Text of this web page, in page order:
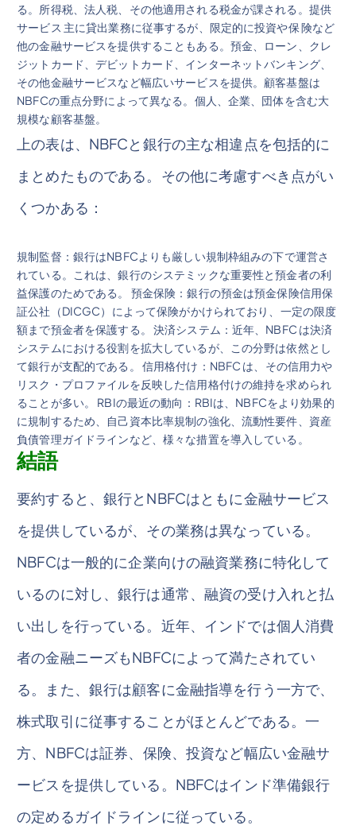
る。所得税、法人税、その他適用される税金が課される。提供
サービス 主に貸出業務に従事するが、限定的に投資や保 険など
他の金融サービスを提供することもある。預金、ローン、クレ
ジットカード、デビットカード、インターネットバンキング、
その他金融サービスなど幅広いサービスを提供。顧客基盤は
NBFCの重点分野によって異なる。個人、企業、団体を含む大
規模な顧客基盤。
上の表は、NBFCと銀行の主な相違点を包括的に
まとめたものである。その他に考慮すべき点がい
くつかある：
規制監督：銀行はNBFCよりも厳しい規制枠組みの下で運営さ
れている。これは、銀行のシステミックな重要性と預金者の利
益保護のためである。 預金保険：銀行の預金は預金保険信用保
証公社（DICGC）によって保険がかけられており、一定の限度
額まで預金者を保護する。 決済システム：近年、NBFC は決済
システムにおける役割を拡大しているが、この分野は依然とし
て銀行が支配的である。 信用格付け：NBFC は、その信用力や
リスク・プロファイルを反映した信用格付けの維持を求められ
ることが多い。 RBIの最近の動向：RBIは、NBFCをより効果的
に規制するため、自己資本比率規制の強化、流動性要件、資産
負債管理ガイドラインなど、様々な措置を導入している。
結語
要約すると、銀行とNBFCはともに金融サービス
を提供しているが、その業務は異なっている。
NBFCは一般的に企業向けの融資業務に特化して
いるのに対し、銀行は通常、融資の受け入れと払
い出しを行っている。近年、インドでは個人消費
者の金融ニーズもNBFCによって満たされてい
る。また、銀行は顧客に金融指導を行う一方で、
株式取引に従事することがほとんどである。一
方、NBFCは証券、保険、投資など幅広い金融サ
ービスを提供している。NBFCはインド準備銀行
の定めるガイドラインに従っている。